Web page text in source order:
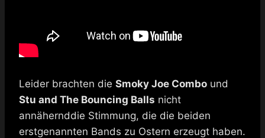
Leider brachten die Smoky Joe Combo und
Stu and The Bouncing Balls nicht
annähernddie Stimmung, die die beiden
erstgenannten Bands zu Ostern erzeugt haben.